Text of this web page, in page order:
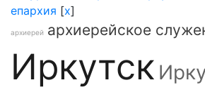
епархия [x]
архиерей архиерейское
Иркутск